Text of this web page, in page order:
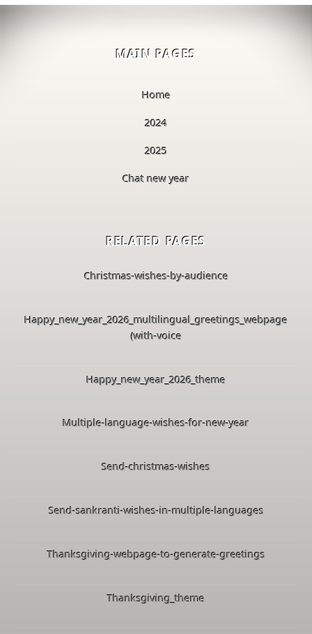
MAIN PAGES
Home
2024
2025
Chat new year
RELATED PAGES
Christmas-wishes-by-audience
Happy_new_year_2026_multilingual_greetings_webpage
(with-voice
Happy_new_year_2026_theme
Multiple-language-wishes-for-new-year
Send-christmas-wishes
Send-sankranti-wishes-in-multiple-languages
Thanksgiving-webpage-to-generate-greetings
Thanksgiving_theme